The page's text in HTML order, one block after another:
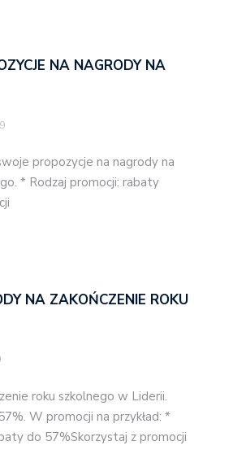
NA NAGRODY NA
propozycje na nagrody na
* Rodzaj promocji: rabaty
NA ZAKOŃCZENIE ROKU
roku szkolnego w Liderii.
W promocji na przykład: *
do 57%Skorzystaj z promocji